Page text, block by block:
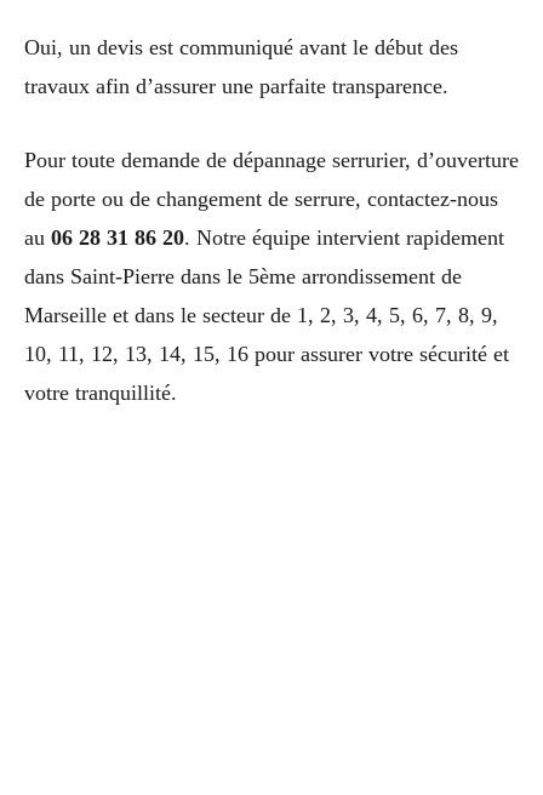
Oui, un devis est communiqué avant le début des
travaux afin d’assurer une parfaite transparence.
Pour toute demande de dépannage serrurier, d’ouverture
de porte ou de changement de serrure, contactez-nous
au 06 28 31 86 20. Notre équipe intervient rapidement
dans Saint-Pierre dans le 5ème arrondissement de
Marseille et dans le secteur de 1, 2, 3, 4, 5, 6, 7, 8, 9,
10, 11, 12, 13, 14, 15, 16 pour assurer votre sécurité et
votre tranquillité.